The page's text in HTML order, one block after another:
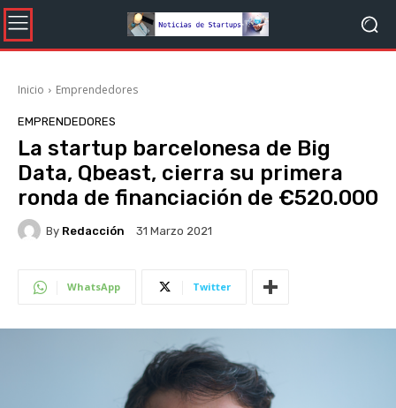
Inicio Emprendedores
EMPRENDEDORES
La startup barcelonesa de Big
Data, Qbeast, cierra su primera
ronda de financiación de €520.000
By Redacción 31 Marzo 2021
WhatsApp Twitter